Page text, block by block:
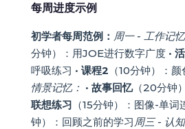
每周进度示例
初学者每周范例： 周一 - 工作记
分钟）：用JOE进行数字广度 •
呼吸练习 • 课程2 （10分钟）：
情景记忆： • 故事回忆（20分钟
联想练习 （15分钟）：图像-单词
钟）：回顾之前的学习周三 - 认